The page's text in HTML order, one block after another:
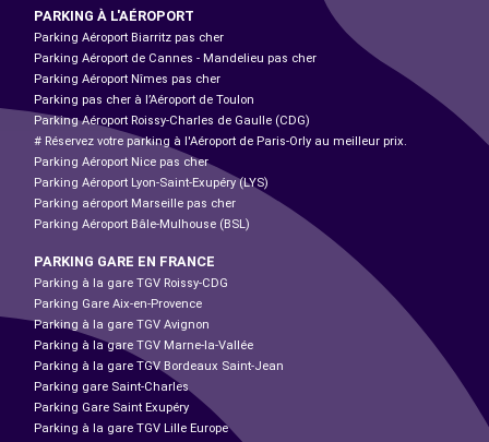
PARKING À L'AÉROPORT
Parking Aéroport Biarritz pas cher
Parking Aéroport de Cannes - Mandelieu pas cher
Parking Aéroport Nîmes pas cher
Parking pas cher à l’Aéroport de Toulon
Parking Aéroport Roissy-Charles de Gaulle (CDG)
# Réservez votre parking à l'Aéroport de Paris-Orly au meilleur prix.
Parking Aéroport Nice pas cher
Parking Aéroport Lyon-Saint-Exupéry (LYS)
Parking aéroport Marseille pas cher
Parking Aéroport Bâle-Mulhouse (BSL)
PARKING GARE EN FRANCE
Parking à la gare TGV Roissy-CDG
Parking Gare Aix-en-Provence
Parking à la gare TGV Avignon
Parking à la gare TGV Marne-la-Vallée
Parking à la gare TGV Bordeaux Saint-Jean
Parking gare Saint-Charles
Parking Gare Saint Exupéry
Parking à la gare TGV Lille Europe